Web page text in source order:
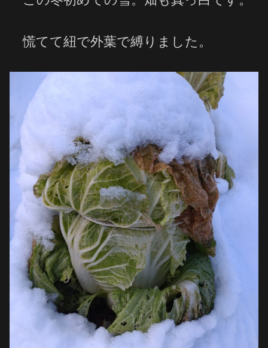
慌てて紐で外葉で縛りました。